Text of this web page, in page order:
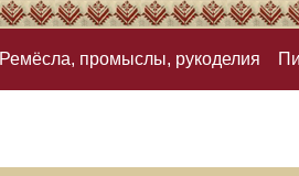
Ремёсла, промыслы, рукоделия